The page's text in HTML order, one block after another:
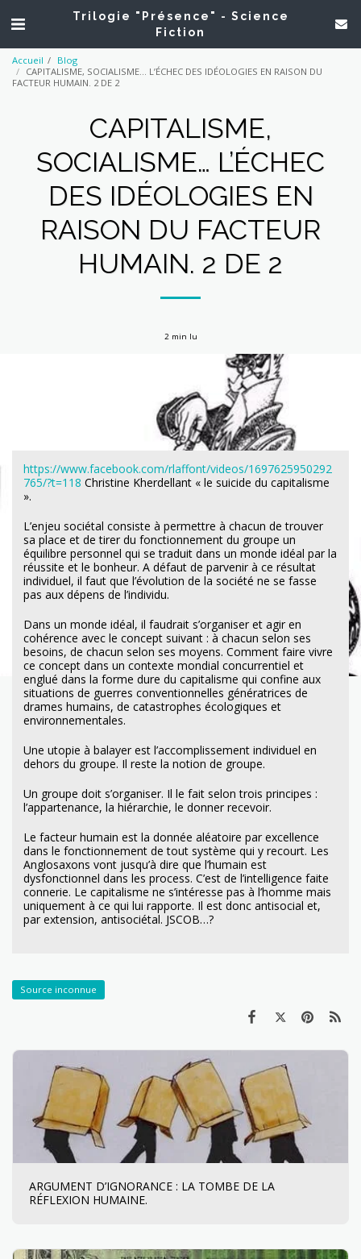
Trilogie "Présence" - Science
Fiction
Accueil
Blog
CAPITALISME, SOCIALISME… L’ÉCHEC DES IDÉOLOGIES EN RAISON DU
FACTEUR HUMAIN. 2 DE 2
CAPITALISME,
SOCIALISME… L’ÉCHEC
DES IDÉOLOGIES EN
RAISON DU FACTEUR
HUMAIN. 2 DE 2
2 min lu
https://www.facebook.com/rlaffont/videos/1697625950292
765/?t=118 Christine Kherdellant « le suicide du capitalisme
».
L’enjeu sociétal consiste à permettre à chacun de trouver
sa place et de tirer du fonctionnement du groupe un
équilibre personnel qui se traduit dans un monde idéal par la
réussite et le bonheur. A défaut de parvenir à ce résultat
individuel, il faut que l’évolution de la société ne se fasse
pas aux dépens de l’individu.
Dans un monde idéal, il faudrait s’organiser et agir en
cohérence avec le concept suivant : à chacun selon ses
besoins, de chacun selon ses moyens. Comment faire vivre
ce concept dans un contexte mondial concurrentiel et
englué dans la forme dure du capitalisme qui confine aux
situations de guerres conventionnelles génératrices de
drames humains, de catastrophes écologiques et
environnementales.
Une utopie à balayer est l’accomplissement individuel en
dehors du groupe. Il reste la notion de groupe.
Un groupe doit s’organiser. Il le fait selon trois principes :
l’appartenance, la hiérarchie, le donner recevoir.
Le facteur humain est la donnée aléatoire par excellence
dans le fonctionnement de tout système qui y recourt. Les
Anglosaxons vont jusqu’à dire que l’humain est
dysfonctionnel dans les process. C’est de l’intelligence faite
connerie. Le capitalisme ne s’intéresse pas à l’homme mais
uniquement à ce qui lui rapporte. Il est donc antisocial et,
par extension, antisociétal. JSCOB…?
Source inconnue
ARGUMENT D’IGNORANCE : LA TOMBE DE LA
RÉFLEXION HUMAINE.